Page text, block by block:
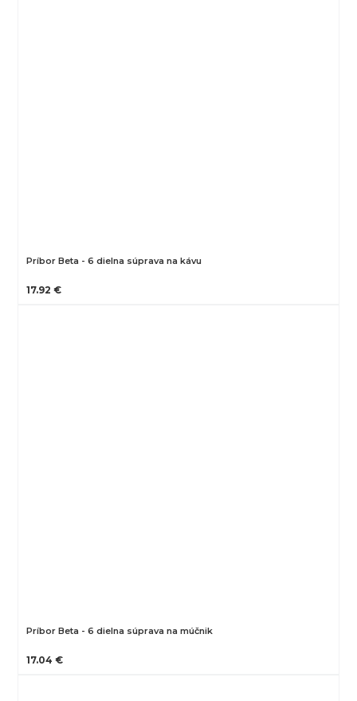
Príbor Beta - 6 dielna súprava na kávu
17.92 €
Príbor Beta - 6 dielna súprava na múčnik
17.04 €